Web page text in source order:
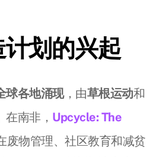
划的兴起
球各地涌现，由草根运动和
在南非， Upcycle: The
废物管理、社区教育和减贫